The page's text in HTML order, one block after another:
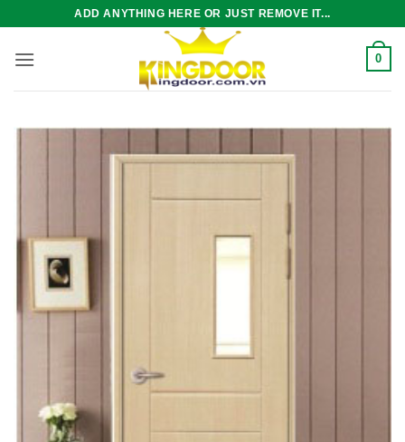
nội
ADD ANYTHING HERE OR JUST REMOVE IT...
0